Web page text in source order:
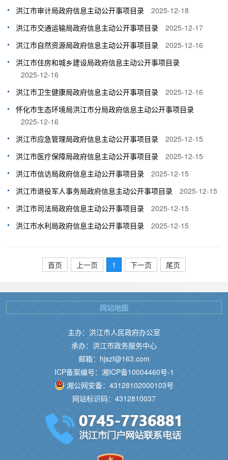
洪江市审计局政府信息主动公开事项目录
2025-12-18
洪江市交通运输局政府信息主动公开事项目录
2025-12-17
洪江市自然资源局政府信息主动公开事项目录
2025-12-16
洪江市住房和城乡建设局政府信息主动公开事项目录
2025-12-16
洪江市卫生健康局政府信息主动公开事项目录
2025-12-16
怀化市生态环境局洪江市分局政府信息主动公开事项目录
2025-12-16
洪江市应急管理局政府信息主动公开事项目录
2025-12-15
洪江市医疗保障局政府信息主动公开事项目录
2025-12-15
洪江市信访局政府信息主动公开事项目录
2025-12-15
洪江市退役军人事务局政府信息主动公开事项目录
2025-12-15
洪江市司法局政府信息主动公开事项目录
2025-12-15
洪江市水利局政府信息主动公开事项目录
2025-12-15
首页 上一页 1 下一页 尾页
主办：洪江市人民政府办公室
承办：洪江市政务服务中心
邮箱：hjszf@163.com
ICP备案编号：湘ICP备10004460号-1
湘公网安备：43128102000103号
网站标识码：4312810037
网站地图